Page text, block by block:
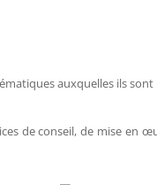
auxquelles ils
de conseil, de mise en